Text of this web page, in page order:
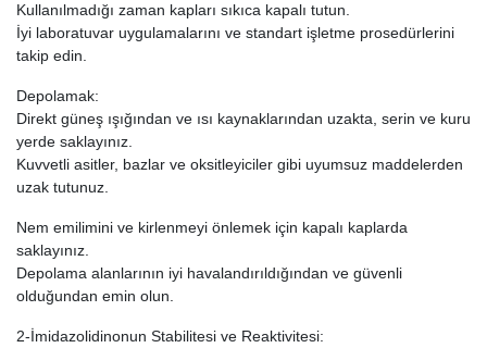
Kullanılmadığı zaman kapları sıkıca kapalı tutun.
İyi laboratuvar uygulamalarını ve standart işletme prosedürlerini
takip edin.
Depolamak:
Direkt güneş ışığından ve ısı kaynaklarından uzakta, serin ve kuru
yerde saklayınız.
Kuvvetli asitler, bazlar ve oksitleyiciler gibi uyumsuz maddelerden
uzak tutunuz.
Nem emilimini ve kirlenmeyi önlemek için kapalı kaplarda
saklayınız.
Depolama alanlarının iyi havalandırıldığından ve güvenli
olduğundan emin olun.
2-İmidazolidinonun Stabilitesi ve Reaktivitesi: